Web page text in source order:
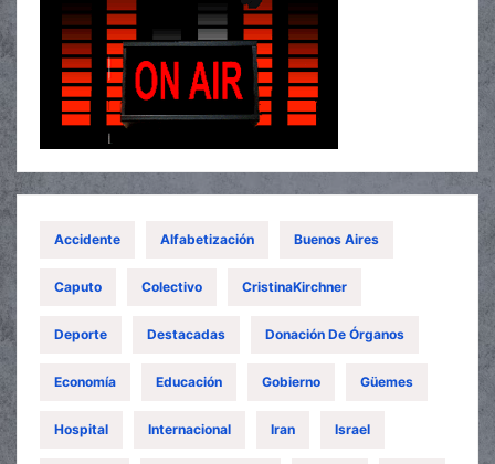
Accidente Alfabetización Buenos Aires
Caputo Colectivo CristinaKirchner
Deporte Destacadas Donación De Órganos
Economía Educación Gobierno Güemes
Hospital Internacional Iran Israel